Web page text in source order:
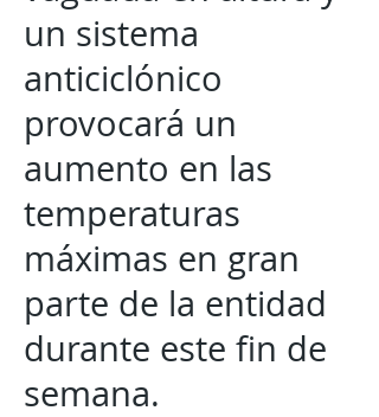
un sistema
anticiclónico
provocará un
aumento en las
temperaturas
máximas en gran
parte de la entidad
durante este fin de
semana.